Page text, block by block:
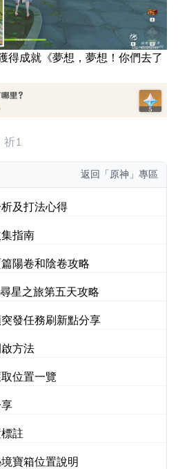
得成就《夢想，夢想！你們去了
祈1
返回 「原神」專區
及打法心得
指南
陽卷和陰卷攻略
星之旅第五天攻略
發任務刷新點分享
方法
位置一覽
註
寶箱位置說明